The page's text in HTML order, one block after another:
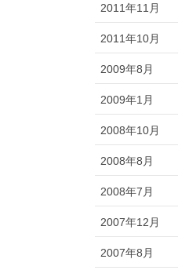
2011年11月
2011年10月
2009年8月
2009年1月
2008年10月
2008年8月
2008年7月
2007年12月
2007年8月